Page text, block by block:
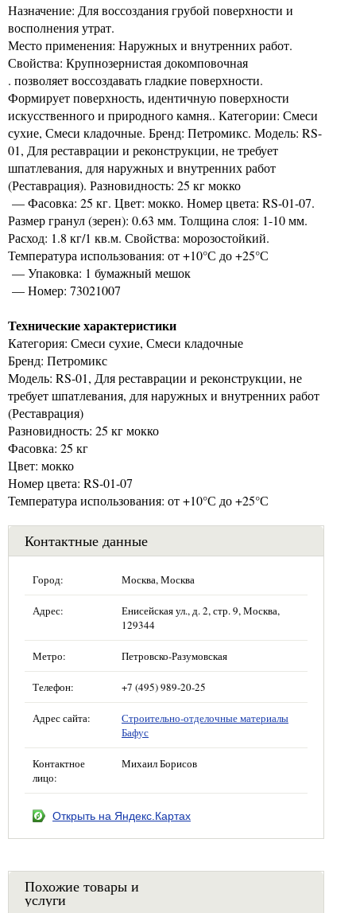
Назначение: Для воссоздания грубой поверхности и
восполнения утрат.
Место применения: Наружных и внутренних работ.
Свойства: Крупнозернистая докомповочная
. позволяет воссоздавать гладкие поверхности.
Формирует поверхность, идентичную поверхности
искусственного и природного камня.. Категории: Смеси
сухие, Смеси кладочные. Бренд: Петромикс. Модель: RS-
01, Для реставрации и реконструкции, не требует
шпатлевания, для наружных и внутренних работ
(Реставрация). Разновидность: 25 кг мокко
— Фасовка: 25 кг. Цвет: мокко. Номер цвета: RS-01-07.
Размер гранул (зерен): 0.63 мм. Толщина слоя: 1-10 мм.
Расход: 1.8 кг/1 кв.м. Свойства: морозостойкий.
Температура использования: от +10°С до +25°С
— Упаковка: 1 бумажный мешок
— Номер: 73021007
Технические характеристики
Категория: Смеси сухие, Смеси кладочные
Бренд: Петромикс
Модель: RS-01, Для реставрации и реконструкции, не
требует шпатлевания, для наружных и внутренних работ
(Реставрация)
Разновидность: 25 кг мокко
Фасовка: 25 кг
Цвет: мокко
Номер цвета: RS-01-07
Температура использования: от +10°С до +25°С
Контактные данные
Город: Москва, Москва
Адрес:
Енисейская ул., д. 2, стр. 9, Москва,
129344
Метро: Петровско-Разумовская
Телефон: +7 (495) 989-20-25
Адрес сайта:
Строительно-отделочные материалы
Бафус
Контактное
лицо:
Михаил Борисов
Открыть на Яндекс.Картах
Похожие товары и
услуги